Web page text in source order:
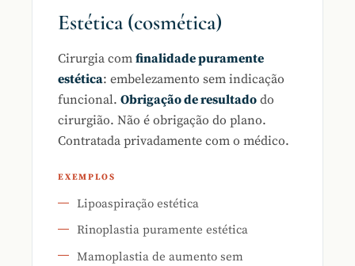
Estética (cosmética)
Cirurgia com finalidade puramente
estética: embelezamento sem indicação
funcional. Obrigação de resultado do
cirurgião. Não é obrigação do plano.
Contratada privadamente com o médico.
EXEMPLOS
Lipoaspiração estética
Rinoplastia puramente estética
Mamoplastia de aumento sem